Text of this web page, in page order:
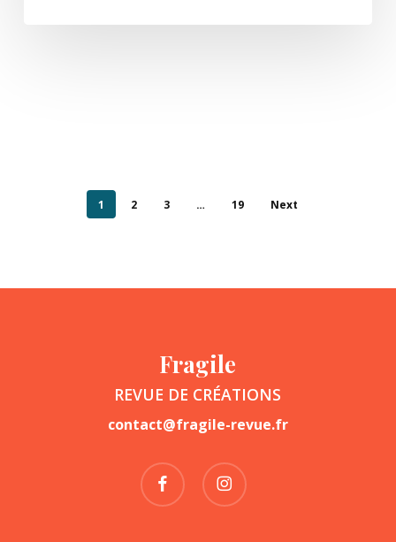
1 2 3 … 19 Next
Fragile
REVUE DE CRÉATIONS
contact@fragile-revue.fr
facebook instagram